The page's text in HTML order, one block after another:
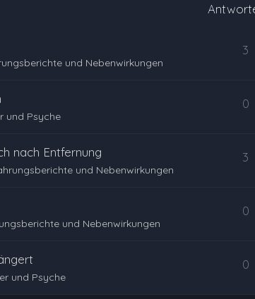
und Nebenwirkungen
3
und Psyche
0
nach Entfernung
und Nebenwirkungen
3
und Nebenwirkungen
0
und Psyche
0